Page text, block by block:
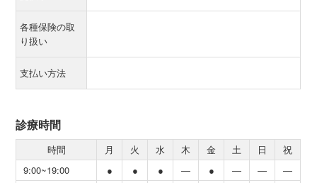
各種保険の取
り扱い
支払い方法
診療時間
時間 月 火 水 木 金 土 日
祝
9:00~19:00
● ● ● ― ● ― ―
―